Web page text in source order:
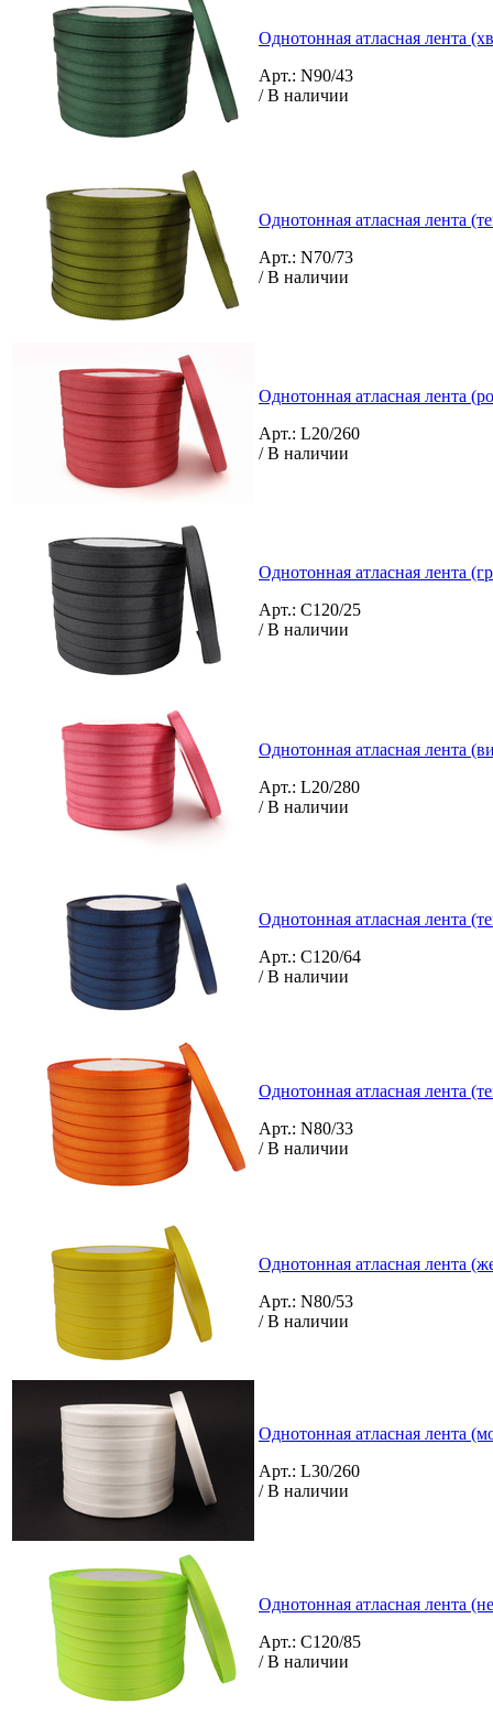
Однотонная атласная лента
Арт.: N90/43
/ В наличии
Однотонная атласная лента
Арт.: N70/73
/ В наличии
Однотонная атласная лента
Арт.: L20/260
/ В наличии
Однотонная атласная лента
Арт.: C120/25
/ В наличии
Однотонная атласная лента
Арт.: L20/280
/ В наличии
Однотонная атласная лента
Арт.: C120/64
/ В наличии
Однотонная атласная лента
Арт.: N80/33
/ В наличии
Однотонная атласная лента
Арт.: N80/53
/ В наличии
Однотонная атласная лента
Арт.: L30/260
/ В наличии
Однотонная атласная лента
Арт.: C120/85
/ В наличии